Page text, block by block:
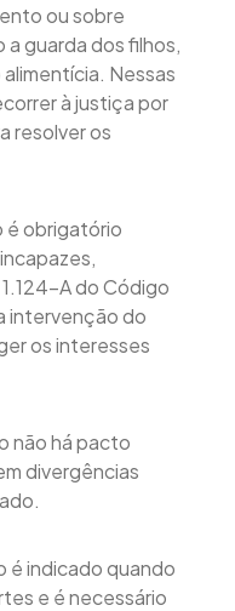
ou sobre
guarda dos filhos,
Nessas
à justiça por
resolver os
é obrigatório
A do Código
intervenção do
os interesses
não há pacto
divergências
é indicado quando
e é necessário